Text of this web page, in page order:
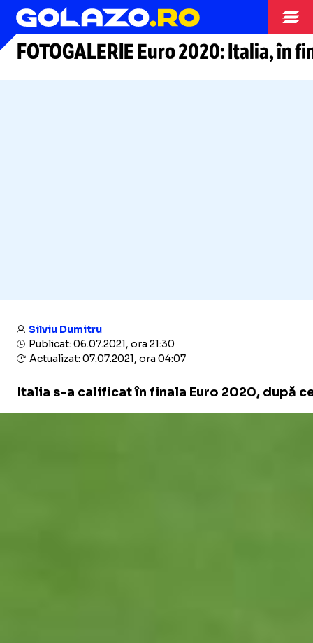
Arhiva fotbal
FOTOGALERIE Euro 2020: Italia, în
Silviu Dumitru
Publicat: 06.07.2021, ora 21:30
Actualizat: 07.07.2021, ora 04:07
Italia s-a calificat în finala Euro 2020, după